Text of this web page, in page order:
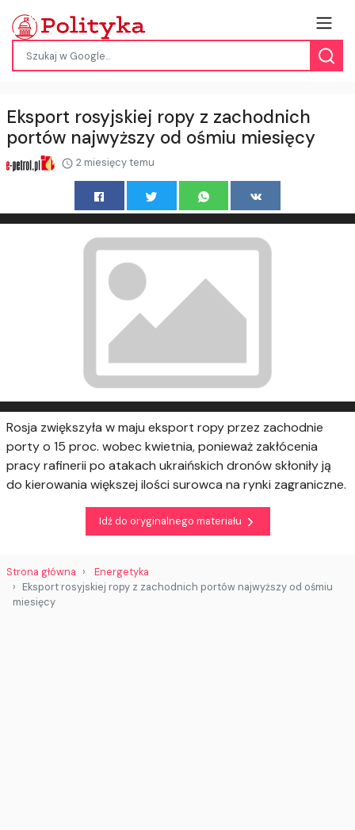
Eksport rosyjskiej ropy z zachodnich
portów najwyższy od ośmiu miesięcy
2 miesięcy temu
Rosja zwiększyła w maju eksport ropy przez zachodnie
porty o 15 proc. wobec kwietnia, ponieważ zakłócenia
pracy rafinerii po atakach ukraińskich dronów skłoniły ją
do kierowania większej ilości surowca na rynki zagraniczne.
Idź do oryginalnego materiału
Strona główna
Energetyka
Eksport rosyjskiej ropy z zachodnich portów najwyższy od ośmiu
miesięcy